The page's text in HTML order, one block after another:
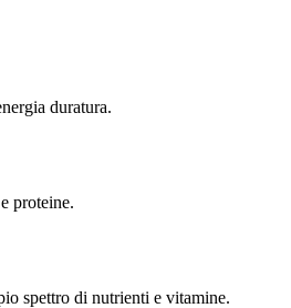
duratura.
proteine.
spettro di nutrienti e vitamine.